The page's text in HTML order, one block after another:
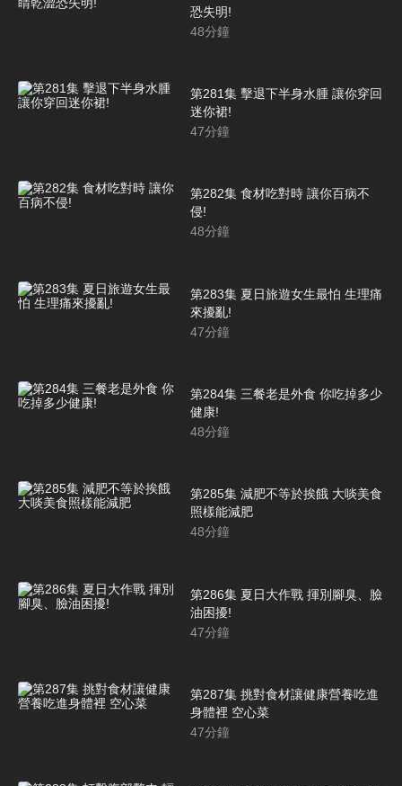
恐失明!
48分鐘
第281集 擊退下半身水腫 讓你穿回
迷你裙!
47分鐘
第282集 食材吃對時 讓你百病不
侵!
48分鐘
第283集 夏日旅遊女生最怕 生理痛
來擾亂!
47分鐘
第284集 三餐老是外食 你吃掉多少
健康!
48分鐘
第285集 減肥不等於挨餓 大啖美食
照樣能減肥
48分鐘
第286集 夏日大作戰 揮別腳臭、臉
油困擾!
47分鐘
第287集 挑對食材讓健康營養吃進
身體裡 空心菜
47分鐘